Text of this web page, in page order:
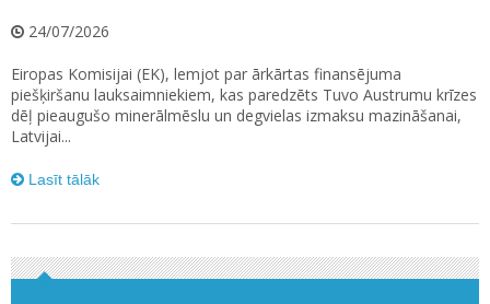
24/07/2026
Eiropas Komisijai (EK), lemjot par ārkārtas finansējuma
piešķiršanu lauksaimniekiem, kas paredzēts Tuvo Austrumu krīzes
dēļ pieaugušo minerālmēslu un degvielas izmaksu mazināšanai,
Latvijai...
Lasīt tālāk